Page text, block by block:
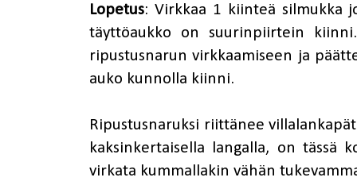
Lopetus: Virkkaa 1 kiinteä silmukka
täyttöaukko on suurinpiirtein
ripustusnarun virkkaamiseen ja
auko kunnolla kiinni.
Ripustusnaruksi riittänee
kaksinkertaisella langalla, on tässä
virkata kummallakin vähän